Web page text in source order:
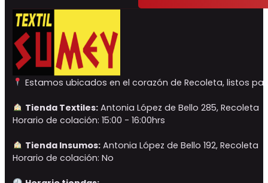
Estamos ubicados en el corazón de Recoleta, listos
Tienda Textiles:Antonia López de Bello 285, Recoleta
Horario de colación: 15:00 - 16:00hrs
Tienda Insumos:Antonia López de Bello 192, Recoleta
Horario de colación: No